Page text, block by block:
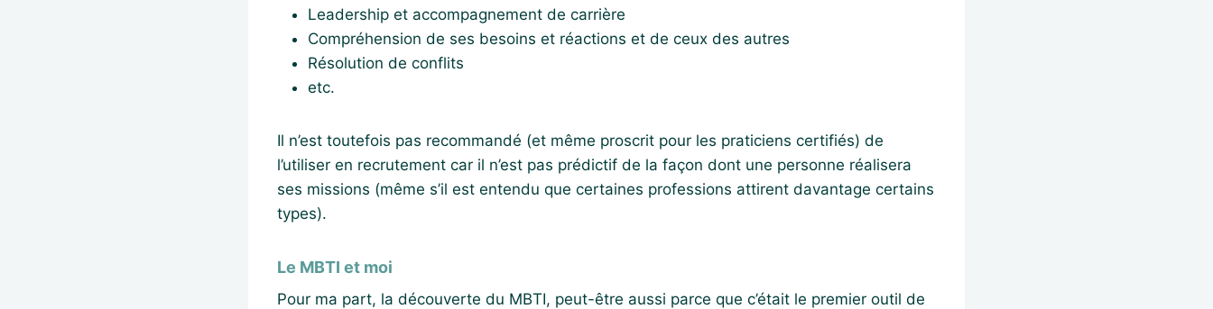
Leadership et accompagnement de carrière
Compréhension de ses besoins et réactions et de ceux des autres
Résolution de conflits
etc.
Il n’est toutefois pas recommandé (et même proscrit pour les praticiens certifiés) de
l’utiliser en recrutement car il n’est pas prédictif de la façon dont une personne réalisera
ses missions (même s’il est entendu que certaines professions attirent davantage certains
types).
Le MBTI et moi
Pour ma part, la découverte du MBTI, peut-être aussi parce que c’était le premier outil de